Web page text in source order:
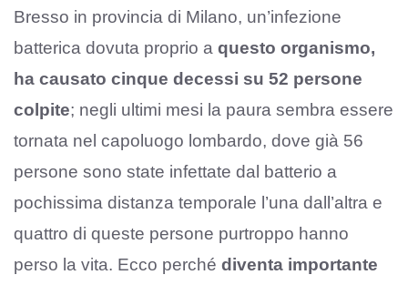
Bresso in provincia di Milano, un’infezione
batterica dovuta proprio a questo organismo,
ha causato cinque decessi su 52 persone
colpite; negli ultimi mesi la paura sembra essere
tornata nel capoluogo lombardo, dove già 56
persone sono state infettate dal batterio a
pochissima distanza temporale l’una dall’altra e
quattro di queste persone purtroppo hanno
perso la vita. Ecco perché diventa importante